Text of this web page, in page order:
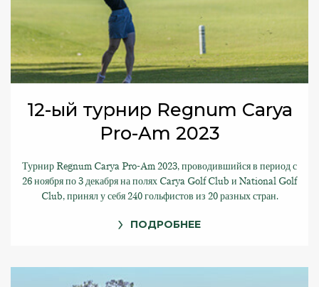
12-ый турнир Regnum Carya
Pro-Am 2023
Турнир Regnum Carya Pro-Am 2023, проводившийся в период с
26 ноября по 3 декабря на полях Carya Golf Club и National Golf
Club, принял у себя 240 гольфистов из 20 разных стран.
ПОДРОБНЕЕ